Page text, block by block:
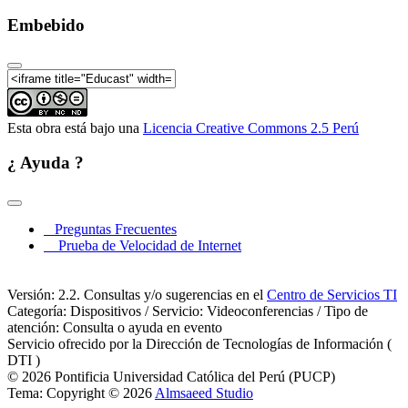
Embebido
Esta obra está bajo una Licencia Creative Commons 2.5 Perú
¿ Ayuda ?
Preguntas Frecuentes
Prueba de Velocidad de Internet
Versión: 2.2. Consultas y/o sugerencias en el Centro de Servicios TI
Categoría: Dispositivos / Servicio: Videoconferencias / Tipo de
atención: Consulta o ayuda en evento
Servicio ofrecido por la Dirección de Tecnologías de Información (
DTI )
© 2026 Pontificia Universidad Católica del Perú (PUCP)
Tema: Copyright © 2026 Almsaeed Studio